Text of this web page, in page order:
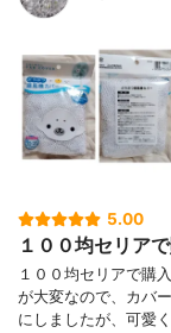
5.00
１００均セリアで
１００均セリアで購
が大変なので、カバ
にしましたが、可愛